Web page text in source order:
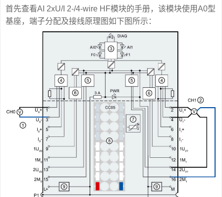
首先查看AI 2xU/I 2-/4-wire HF模块的手册，该模块使用A0型
基座，端子分配及接线原理图如下图所示：